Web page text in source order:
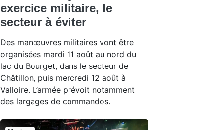
exercice militaire, le
secteur à éviter
Des manœuvres militaires vont être
organisées mardi 11 août au nord du
lac du Bourget, dans le secteur de
Châtillon, puis mercredi 12 août à
Valloire. L’armée prévoit notamment
des largages de commandos.